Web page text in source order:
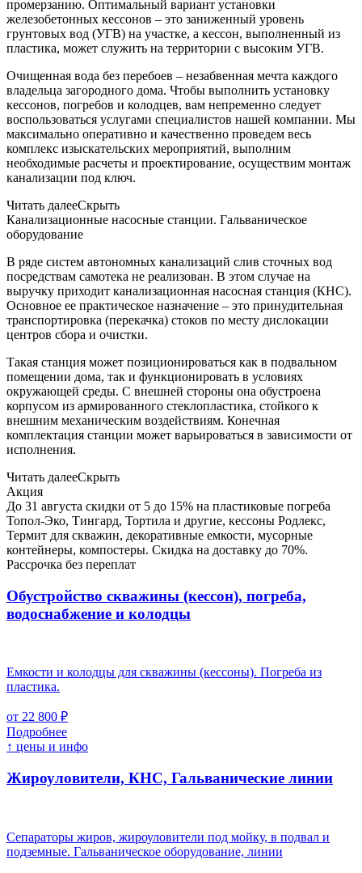
промерзанию. Оптимальный вариант установки
железобетонных кессонов – это заниженный уровень
грунтовых вод (УГВ) на участке, а кессон, выполненный из
пластика, может служить на территории с высоким УГВ.
Очищенная вода без перебоев – незабвенная мечта каждого
владельца загородного дома. Чтобы выполнить установку
кессонов, погребов и колодцев, вам непременно следует
воспользоваться услугами специалистов нашей компании. Мы
максимально оперативно и качественно проведем весь
комплекс изыскательских мероприятий, выполним
необходимые расчеты и проектирование, осуществим монтаж
канализации под ключ.
Читать далееСкрыть
Канализационные насосные станции. Гальваническое
оборудование
В ряде систем автономных канализаций слив сточных вод
посредствам самотека не реализован. В этом случае на
выручку приходит канализационная насосная станция (КНС).
Основное ее практическое назначение – это принудительная
транспортировка (перекачка) стоков по месту дислокации
центров сбора и очистки.
Такая станция может позиционироваться как в подвальном
помещении дома, так и функционировать в условиях
окружающей среды. С внешней стороны она обустроена
корпусом из армированного стеклопластика, стойкого к
внешним механическим воздействиям. Конечная
комплектация станции может варьироваться в зависимости от
исполнения.
Читать далееСкрыть
Акция
До 31 августа скидки от 5 до 15% на пластиковые погреба
Топол-Эко, Тингард, Тортила и другие, кессоны Родлекс,
Термит для скважин, декоративные емкости, мусорные
контейнеры, компостеры. Скидка на доставку до 70%.
Рассрочка без переплат
Обустройство скважины (кессон), погреба,
водоснабжение и колодцы
Емкости и колодцы для скважины (кессоны). Погреба из
пластика.
от 22 800 ₽
Подробнее
↑ цены и инфо
Жироуловители, КНС, Гальванические линии
Сепараторы жиров, жироуловители под мойку, в подвал и
подземные. Гальваническое оборудование, линии